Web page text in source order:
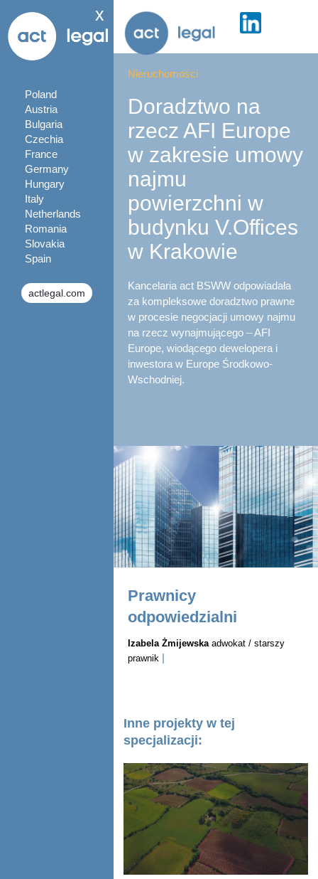
x
Poland
Austria
Bulgaria
Czechia
France
Germany
Hungary
Italy
Netherlands
Romania
Slovakia
Spain
actlegal.com
Nieruchomości
Doradztwo na
rzecz AFI Europe
w zakresie umowy
najmu
powierzchni w
budynku V.Offices
w Krakowie
Kancelaria act BSWW odpowiadała
za kompleksowe doradztwo prawne
w procesie negocjacji umowy najmu
na rzecz wynajmującego – AFI
Europe, wiodącego dewelopera i
inwestora w Europe Środkowo-
Wschodniej.
Prawnicy
odpowiedzialni
Izabela Żmijewskaadwokat / starszy
prawnik |
Inne projekty w tej
specjalizacji: